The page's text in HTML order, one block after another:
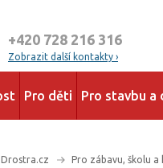
+420 728 216 316
Zobrazit další kontakty ›
Pro děti Pro stavbu a
Drostra.cz Pro zábavu, školu a